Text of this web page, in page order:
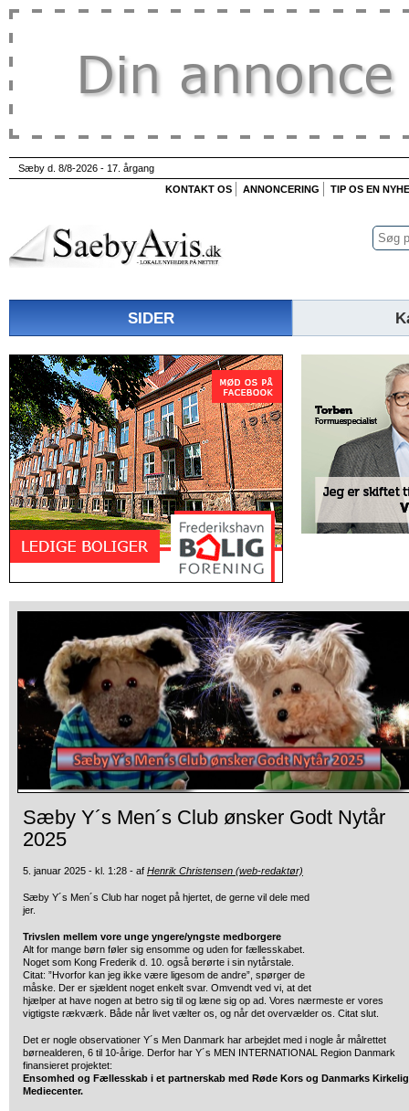
Sæby d. 8/8-2026 - 17. årgang
KONTAKT OS
ANNONCERING TIP OS EN
SIDER
Sæby Y´s Men´s Club ønsker Godt Nytår
2025
5. januar 2025 - kl. 1:28 - af Henrik Christensen (web-redaktør)
Sæby Y´s Men´s Club har noget på hjertet, de gerne vil dele med
jer.
Trivslen mellem vore unge yngere/yngste medborgere
Alt for mange børn føler sig ensomme og uden for fællesskabet.
Noget som Kong Frederik d. 10. også berørte i sin nytårstale.
Citat: ”Hvorfor kan jeg ikke være ligesom de andre”, spørger de
måske. Der er sjældent noget enkelt svar. Omvendt ved vi, at det
hjælper at have nogen at betro sig til og læne sig op ad. Vores nærmeste er vores
vigtigste rækværk. Både når livet vælter os, og når det overvælder os. Citat slut.
Det er nogle observationer Y´s Men Danmark har arbejdet med i nogle år målrettet
børnealderen, 6 til 10-årige. Derfor har Y´s MEN INTERNATIONAL Region Danmark
finansieret projektet:
Ensomhed og Fællesskab i et partnerskab med Røde Kors og Danmarks
Mediecenter.